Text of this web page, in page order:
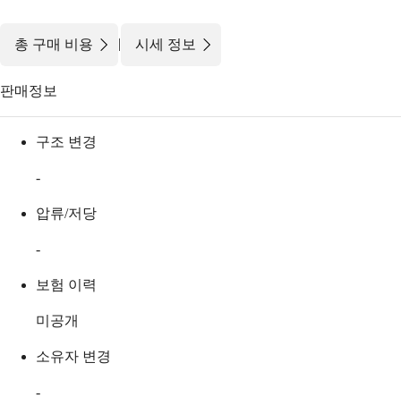
총 구매 비용 | 시세 정보
판매정보
구조 변경
-
압류/저당
-
보험 이력
미공개
소유자 변경
-